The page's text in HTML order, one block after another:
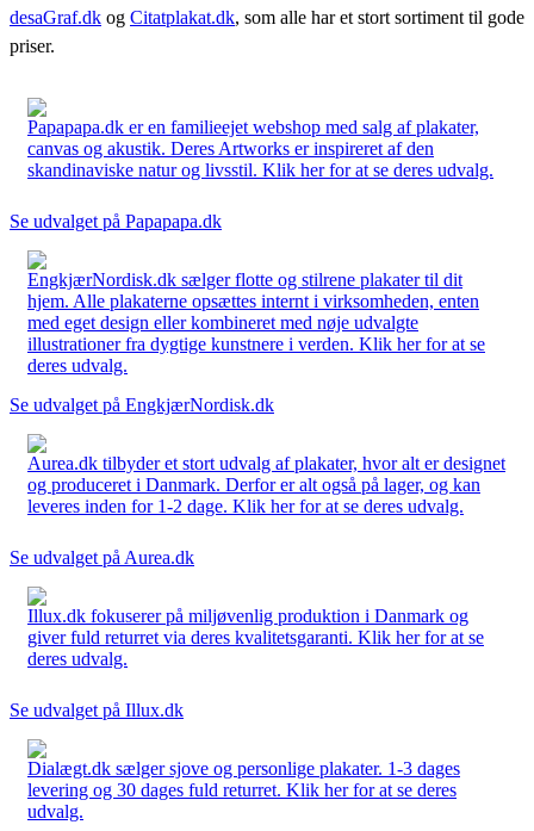
desaGraf.dk og Citatplakat.dk, som alle har et stort sortiment til gode
priser.
Papapapa.dk er en familieejet webshop med salg af plakater,
canvas og akustik. Deres Artworks er inspireret af den
skandinaviske natur og livsstil. Klik her for at se deres udvalg.
Se udvalget på Papapapa.dk
EngkjærNordisk.dk sælger flotte og stilrene plakater til dit
hjem. Alle plakaterne opsættes internt i virksomheden, enten
med eget design eller kombineret med nøje udvalgte
illustrationer fra dygtige kunstnere i verden. Klik her for at se
deres udvalg.
Se udvalget på EngkjærNordisk.dk
Aurea.dk tilbyder et stort udvalg af plakater, hvor alt er designet
og produceret i Danmark. Derfor er alt også på lager, og kan
leveres inden for 1-2 dage. Klik her for at se deres udvalg.
Se udvalget på Aurea.dk
Illux.dk fokuserer på miljøvenlig produktion i Danmark og
giver fuld returret via deres kvalitetsgaranti. Klik her for at se
deres udvalg.
Se udvalget på Illux.dk
Dialægt.dk sælger sjove og personlige plakater. 1-3 dages
levering og 30 dages fuld returret. Klik her for at se deres
udvalg.